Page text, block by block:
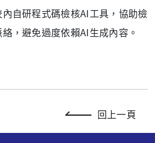
自研程式碼檢核AI工具，協助檢
，避免過度依賴AI生成內容。
回上一頁